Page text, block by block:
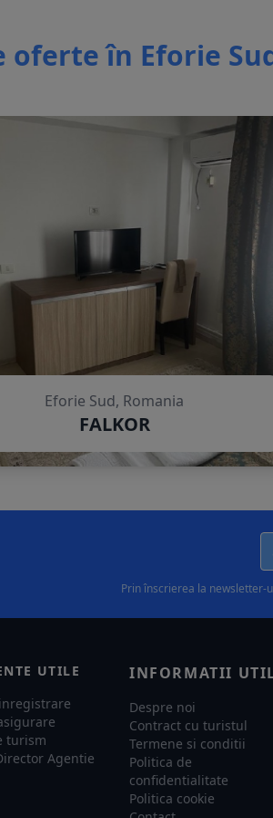
oferte în Eforie
Eforie Sud, Romania
FALKOR
Prin înscrierea la newsletter-
UTILE
turism
Agentie
INFORMATII
Despre noi
Contract cu turistul
Termene si conditii
Politica de
confidentialitate
Politica cookie